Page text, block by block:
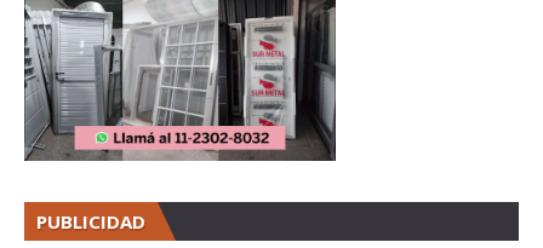
PUBLICIDAD